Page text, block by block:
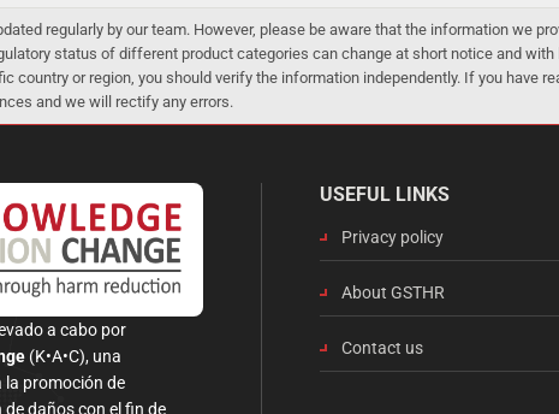
regularly by our team. However, please be aware that the information we
status of different product categories can change at short notice and
country or region, you should verify the information independently. If you have
and we will rectify any errors.
a cabo por
(K•A•C), una
la promoción de
daños con el fin de
USEFUL LINKS
Privacy policy
About GSTHR
Contact us